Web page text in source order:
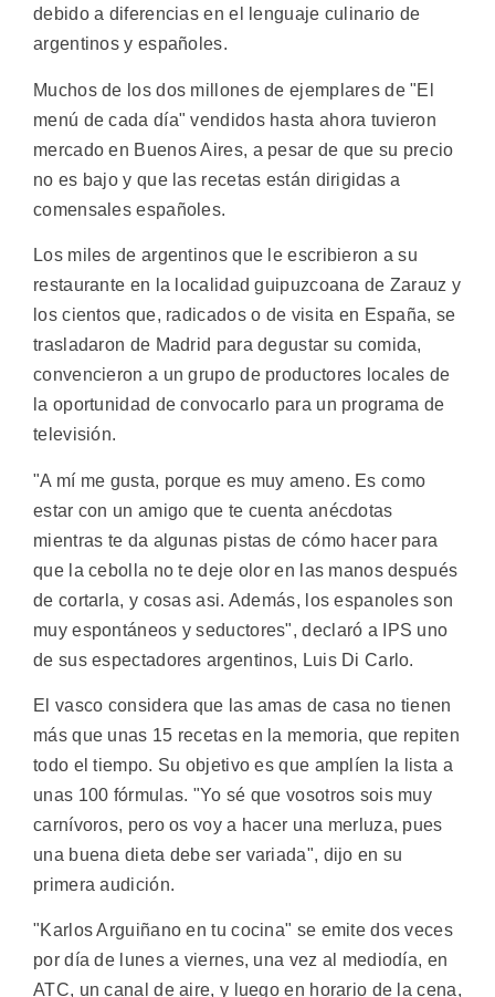
debido a diferencias en el lenguaje culinario de
argentinos y españoles.
Muchos de los dos millones de ejemplares de "El
menú de cada día" vendidos hasta ahora tuvieron
mercado en Buenos Aires, a pesar de que su precio
no es bajo y que las recetas están dirigidas a
comensales españoles.
Los miles de argentinos que le escribieron a su
restaurante en la localidad guipuzcoana de Zarauz y
los cientos que, radicados o de visita en España, se
trasladaron de Madrid para degustar su comida,
convencieron a un grupo de productores locales de
la oportunidad de convocarlo para un programa de
televisión.
"A mí me gusta, porque es muy ameno. Es como
estar con un amigo que te cuenta anécdotas
mientras te da algunas pistas de cómo hacer para
que la cebolla no te deje olor en las manos después
de cortarla, y cosas asi. Además, los espanoles son
muy espontáneos y seductores", declaró a IPS uno
de sus espectadores argentinos, Luis Di Carlo.
El vasco considera que las amas de casa no tienen
más que unas 15 recetas en la memoria, que repiten
todo el tiempo. Su objetivo es que amplíen la lista a
unas 100 fórmulas. "Yo sé que vosotros sois muy
carnívoros, pero os voy a hacer una merluza, pues
una buena dieta debe ser variada", dijo en su
primera audición.
"Karlos Arguiñano en tu cocina" se emite dos veces
por día de lunes a viernes, una vez al mediodía, en
ATC, un canal de aire, y luego en horario de la cena,